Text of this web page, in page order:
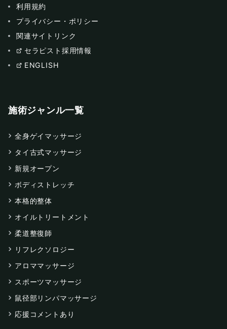
利用規約
プライバシー・ポリシー
関連サイトリンク
セラピスト採用情報
ENGLISH
施術ジャンル一覧
全身ゲイマッサージ
タイ古式マッサージ
新規オープン
ボディストレッチ
本格的整体
オイルトリートメント
柔道整復師
リフレクソロジー
アロママッサージ
スポーツマッサージ
鼠径部リンパマッサージ
応援コメントあり